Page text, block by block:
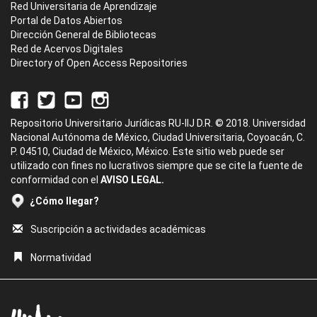
Red Universitaria de Aprendizaje
Portal de Datos Abiertos
Dirección General de Bibliotecas
Red de Acervos Digitales
Directory of Open Access Repositories
Repositorio Universitario Jurídicas RU-IIJ D.R. © 2018. Universidad
Nacional Autónoma de México, Ciudad Universitaria, Coyoacán, C.
P. 04510, Ciudad de México, México. Este sitio web puede ser
utilizado con fines no lucrativos siempre que se cite la fuente de
conformidad con el AVISO LEGAL.
¿Cómo llegar?
Suscripción a actividades académicas
Normatividad